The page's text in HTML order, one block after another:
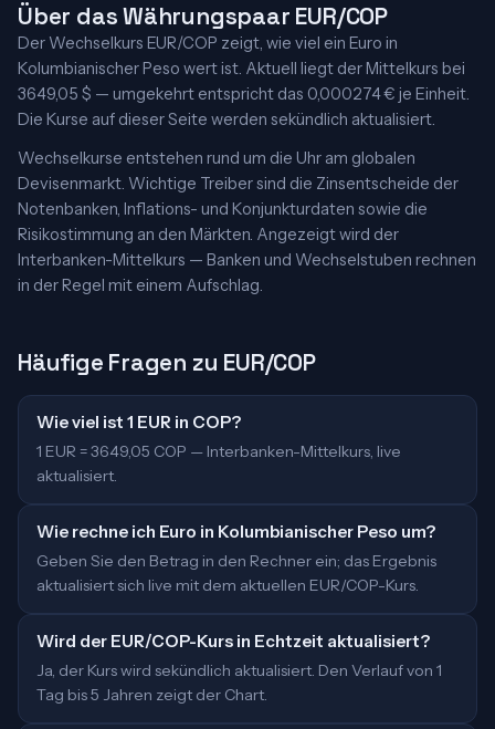
Über das Währungspaar EUR/COP
Der Wechselkurs EUR/COP zeigt, wie viel ein Euro in
Kolumbianischer Peso wert ist. Aktuell liegt der Mittelkurs bei
3649,05 $ — umgekehrt entspricht das 0,000274 € je Einheit.
Die Kurse auf dieser Seite werden sekündlich aktualisiert.
Wechselkurse entstehen rund um die Uhr am globalen
Devisenmarkt. Wichtige Treiber sind die Zinsentscheide der
Notenbanken, Inflations- und Konjunkturdaten sowie die
Risikostimmung an den Märkten. Angezeigt wird der
Interbanken-Mittelkurs — Banken und Wechselstuben rechnen
in der Regel mit einem Aufschlag.
Häufige Fragen zu EUR/COP
Wie viel ist 1 EUR in COP?
1 EUR = 3649,05 COP — Interbanken-Mittelkurs, live
aktualisiert.
Wie rechne ich Euro in Kolumbianischer Peso um?
Geben Sie den Betrag in den Rechner ein; das Ergebnis
aktualisiert sich live mit dem aktuellen EUR/COP-Kurs.
Wird der EUR/COP-Kurs in Echtzeit aktualisiert?
Ja, der Kurs wird sekündlich aktualisiert. Den Verlauf von 1
Tag bis 5 Jahren zeigt der Chart.